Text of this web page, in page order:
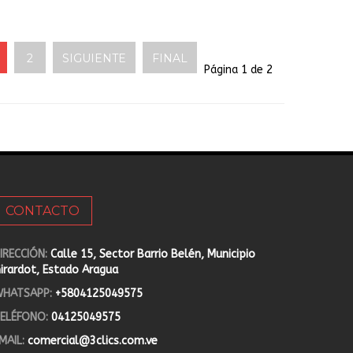
2 SIGUIENTE FINAL
Página 1 de 2
CONTACTO
Calle 15, Sector Barrio Belén, Municipio
Estado Aragua
+5804125049575
04125049575
comercial@3clics.com.ve